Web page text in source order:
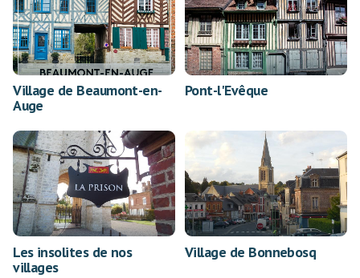
Village de Beaumont-en-
Auge
Pont-l'Evêque
Les insolites de nos
villages
Village de Bonnebosq